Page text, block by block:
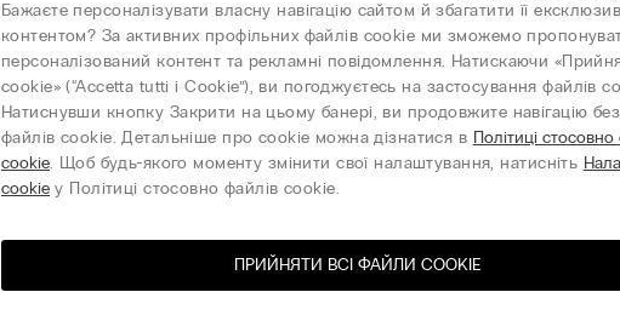
Бажаєте персоналізувати власну навігацію сайтом й збагатити її
контентом? За активних профільних файлів cookie ми зможемо
персоналізований контент та рекламні повідомлення. Натискаючи
cookie» (“Accetta tutti i Cookie”), ви погоджуєтесь на застосування файлів
Натиснувши кнопку Закрити на цьому банері, ви продовжите навігацію без
файлів cookie. Детальніше про cookie можна дізнатися в Політиці стосовно
cookie. Щоб будь-якого моменту змінити свої налаштування, натисніть
cookie у Політиці стосовно файлів cookie.
ПРИЙНЯТИ ВСІ ФАЙЛИ СOOKIE